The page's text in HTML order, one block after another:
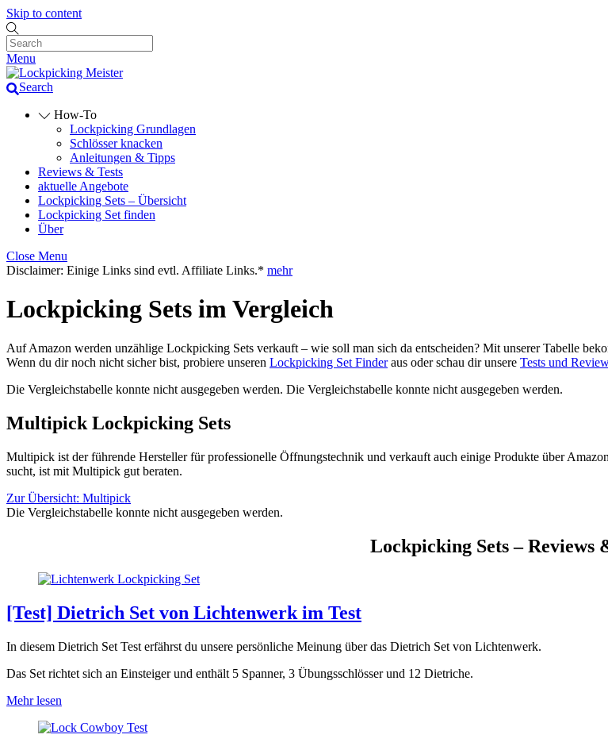
Skip to content
Menu
Search
How-To
Lockpicking Grundlagen
Schlösser knacken
Anleitungen & Tipps
Reviews & Tests
aktuelle Angebote
Lockpicking Sets – Übersicht
Lockpicking Set finden
Über
Close Menu
Disclaimer: Einige Links sind evtl. Affiliate Links.* mehr
Lockpicking Sets im Vergleich
Auf Amazon werden unzählige Lockpicking Sets verkauft – wie soll man sich da entscheiden? Mit unserer Tabelle
Wenn du dir noch nicht sicher bist, probiere unseren Lockpicking Set Finderaus oder schau dir unsere Tests und
Die Vergleichstabelle konnte nicht ausgegeben werden. Die Vergleichstabelle konnte nicht ausgegeben werden.
Multipick Lockpicking Sets
Multipick ist der führende Hersteller für professionelle Öffnungstechnik und verkauft auch einige Produkte über
sucht, ist mit Multipick gut beraten.
Zur Übersicht: Multipick
Die Vergleichstabelle konnte nicht ausgegeben werden.
Lockpicking Sets – Reviews
[Test] Dietrich Set von Lichtenwerk im Test
In diesem Dietrich Set Test erfährst du unsere persönliche Meinung über das Dietrich Set von Lichtenwerk.
Das Set richtet sich an Einsteiger und enthält 5 Spanner, 3 Übungsschlösser und 12 Dietriche.
Mehr lesen